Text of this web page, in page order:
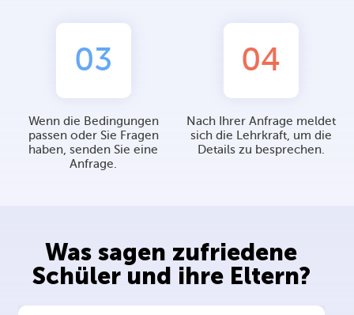
03
Wenn die Bedingungen
passen oder Sie Fragen
haben, senden Sie eine
Anfrage.
04
Nach Ihrer Anfrage meldet
sich die Lehrkraft, um die
Details zu besprechen.
Was sagen zufriedene
Schüler und ihre Eltern?